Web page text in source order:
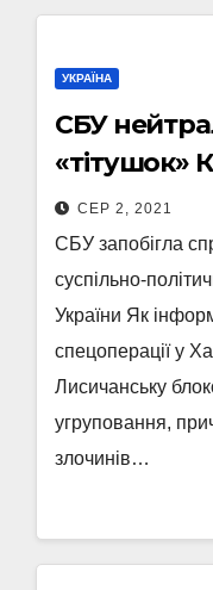
УКРАЇНА
СБУ
«тітушок»
СЕР 2, 2021
СБУ запобігла
суспільно-
України Як
спецоперації у
Лисичанську
угруповання,
злочинів…